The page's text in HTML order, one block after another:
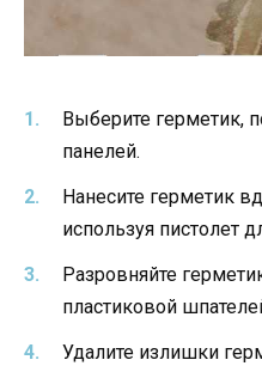
Выберите герметик,
панелей.
Нанесите герметик
используя пистолет
Разровняйте
пластиковой
Удалите излишки